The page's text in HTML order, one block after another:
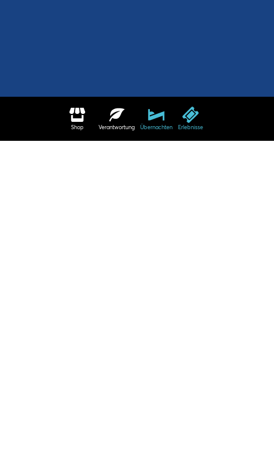
Shop Verantwortung Übernachten Erlebnisse